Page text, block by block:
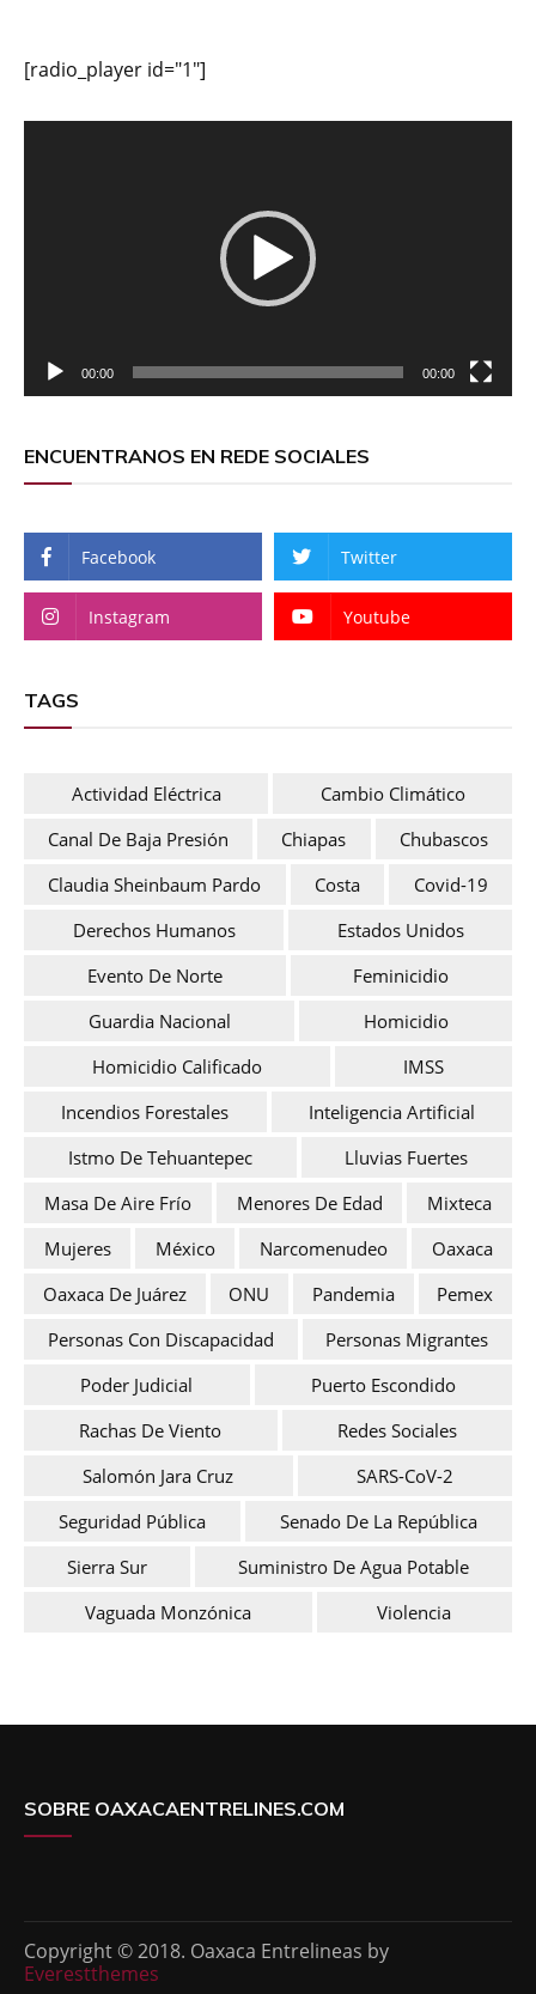
[radio_player id="1"]
00:00 00:00
ENCUENTRANOS EN REDE SOCIALES
Facebook Twitter
Instagram Youtube
TAGS
Actividad Eléctrica
Cambio Climático
Canal De Baja Presión
Chiapas
Chubascos
Claudia Sheinbaum Pardo
Costa
Covid-19
Derechos Humanos
Estados Unidos
Evento De Norte
Feminicidio
Guardia Nacional
Homicidio
Homicidio Calificado
IMSS
Incendios Forestales
Inteligencia Artificial
Istmo De Tehuantepec
Lluvias Fuertes
Masa De Aire Frío
Menores De Edad
Mixteca
Mujeres
México Narcomenudeo
Oaxaca
Oaxaca De Juárez
ONU Pandemia
Pemex
Personas Con Discapacidad
Personas Migrantes
Poder Judicial
Puerto Escondido
Rachas De Viento
Redes Sociales
Salomón Jara Cruz
SARS-CoV-2
Seguridad Pública
Senado De La República
Sierra Sur
Suministro De Agua Potable
Vaguada Monzónica
Violencia
SOBRE OAXACAENTRELINES.COM
Copyright © 2018. Oaxaca Entrelineas by
Everestthemes